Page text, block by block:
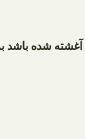
آغشته شده باشد